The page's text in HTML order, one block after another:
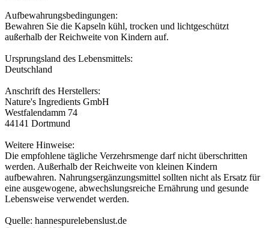
Aufbewahrungsbedingungen:
Bewahren Sie die Kapseln kühl, trocken und lichtgeschützt
außerhalb der Reichweite von Kindern auf.
Ursprungsland des Lebensmittels:
Deutschland
Anschrift des Herstellers:
Nature's Ingredients GmbH
Westfalendamm 74
44141 Dortmund
Weitere Hinweise:
Die empfohlene tägliche Verzehrsmenge darf nicht überschritten
werden. Außerhalb der Reichweite von kleinen Kindern
aufbewahren. Nahrungsergänzungsmittel sollten nicht als Ersatz für
eine ausgewogene, abwechslungsreiche Ernährung und gesunde
Lebensweise verwendet werden.
Quelle: hannespurelebenslust.de